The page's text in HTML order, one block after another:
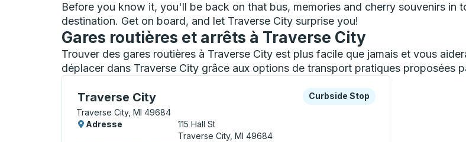
Before you know it, you'll be back on that bus, memories and cherry souvenirs in
destination. Get on board, and let Traverse City surprise you!
Gares routières et arrêts à Traverse City
Trouver des gares routières à Traverse City est plus facile que jamais et vous
déplacer dans Traverse City grâce aux options de transport pratiques proposées
Traverse City
Curbside Stop, utilisez les touches fléchées ou la touche Tab pour en savoir plus sur
Traverse City, MI 49684
Curbside Stop
Curbside Stop
Adresse
115 Hall St
Traverse City, MI 49684